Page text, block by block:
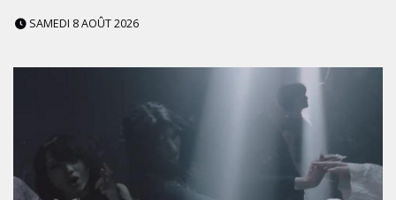
SAMEDI 8 AOÛT 2026